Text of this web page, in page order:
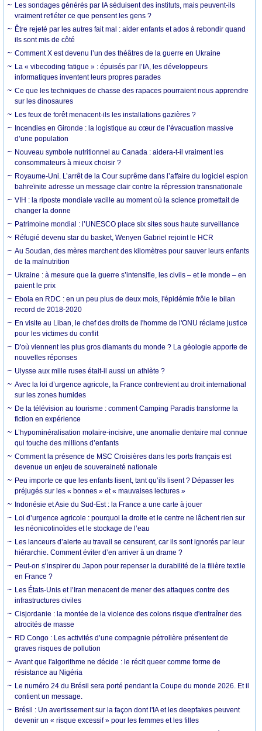
Les sondages générés par IA séduisent des instituts, mais peuvent-ils
vraiment refléter ce que pensent les gens ?
Être rejeté par les autres fait mal : aider enfants et ados à rebondir quand
ils sont mis de côté
Comment X est devenu l’un des théâtres de la guerre en Ukraine
La « vibecoding fatigue » : épuisés par l’IA, les développeurs
informatiques inventent leurs propres parades
Ce que les techniques de chasse des rapaces pourraient nous apprendre
sur les dinosaures
Les feux de forêt menacent-ils les installations gazières ?
Incendies en Gironde : la logistique au cœur de l’évacuation massive
d’une population
Nouveau symbole nutritionnel au Canada : aidera-t-il vraiment les
consommateurs à mieux choisir ?
Royaume-Uni. L’arrêt de la Cour suprême dans l’affaire du logiciel espion
bahreïnite adresse un message clair contre la répression transnationale
VIH : la riposte mondiale vacille au moment où la science promettait de
changer la donne
Patrimoine mondial : l’UNESCO place six sites sous haute surveillance
Réfugié devenu star du basket, Wenyen Gabriel rejoint le HCR
Au Soudan, des mères marchent des kilomètres pour sauver leurs enfants
de la malnutrition
Ukraine : à mesure que la guerre s’intensifie, les civils – et le monde – en
paient le prix
Ebola en RDC : en un peu plus de deux mois, l'épidémie frôle le bilan
record de 2018-2020
En visite au Liban, le chef des droits de l'homme de l'ONU réclame justice
pour les victimes du conflit
D'où viennent les plus gros diamants du monde ? La géologie apporte de
nouvelles réponses
Ulysse aux mille ruses était-il aussi un athlète ?
Avec la loi d’urgence agricole, la France contrevient au droit international
sur les zones humides
De la télévision au tourisme : comment Camping Paradis transforme la
fiction en expérience
L’hypominéralisation molaire-incisive, une anomalie dentaire mal connue
qui touche des millions d’enfants
Comment la présence de MSC Croisières dans les ports français est
devenue un enjeu de souveraineté nationale
Peu importe ce que les enfants lisent, tant qu’ils lisent ? Dépasser les
préjugés sur les « bonnes » et « mauvaises lectures »
Indonésie et Asie du Sud-Est : la France a une carte à jouer
Loi d’urgence agricole : pourquoi la droite et le centre ne lâchent rien sur
les néonicotinoïdes et le stockage de l’eau
Les lanceurs d’alerte au travail se censurent, car ils sont ignorés par leur
hiérarchie. Comment éviter d’en arriver à un drame ?
Peut-on s’inspirer du Japon pour repenser la durabilité de la filière textile
en France ?
Les États-Unis et l’Iran menacent de mener des attaques contre des
infrastructures civiles
Cisjordanie : la montée de la violence des colons risque d'entraîner des
atrocités de masse
RD Congo : Les activités d’une compagnie pétrolière présentent de
graves risques de pollution
Avant que l'algorithme ne décide : le récit queer comme forme de
résistance au Nigéria
Le numéro 24 du Brésil sera porté pendant la Coupe du monde 2026. Et il
contient un message.
Brésil : Un avertissement sur la façon dont l'IA et les deepfakes peuvent
devenir un « risque excessif » pour les femmes et les filles